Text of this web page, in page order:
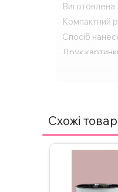
Виготовлена
Компактний
Спосіб
Друк
Для
Схожі